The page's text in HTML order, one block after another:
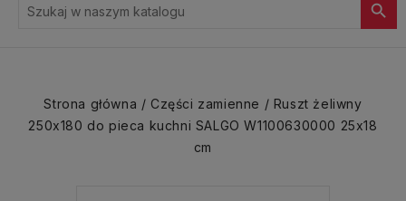

Strona główna Części zamienne
Ruszt żeliwny
250x180 do pieca kuchni SALGO W1100630000 25x18
cm